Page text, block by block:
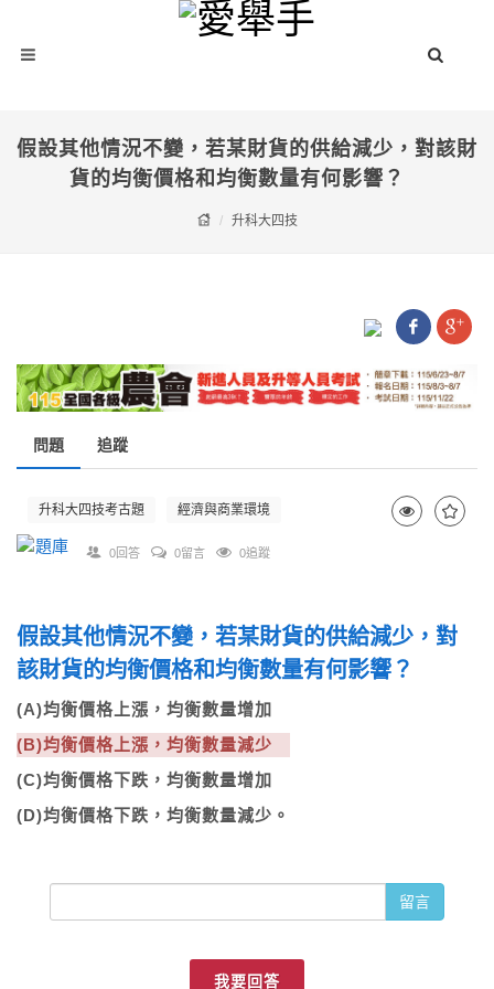
假設其他情況不變，若某財貨的供給減少，對該財
貨的均衡價格和均衡數量有何影響？
升科大四技
問題 追蹤
升科大四技考古題 經濟與商業環境
0回答 0留言 0追蹤
假設其他情況不變，若某財貨的供給減少，對
該財貨的均衡價格和均衡數量有何影響？
(A)均衡價格上漲，均衡數量增加
(B)均衡價格上漲，均衡數量減少
(C)均衡價格下跌，均衡數量增加
(D)均衡價格下跌，均衡數量減少。
留言
我要回答